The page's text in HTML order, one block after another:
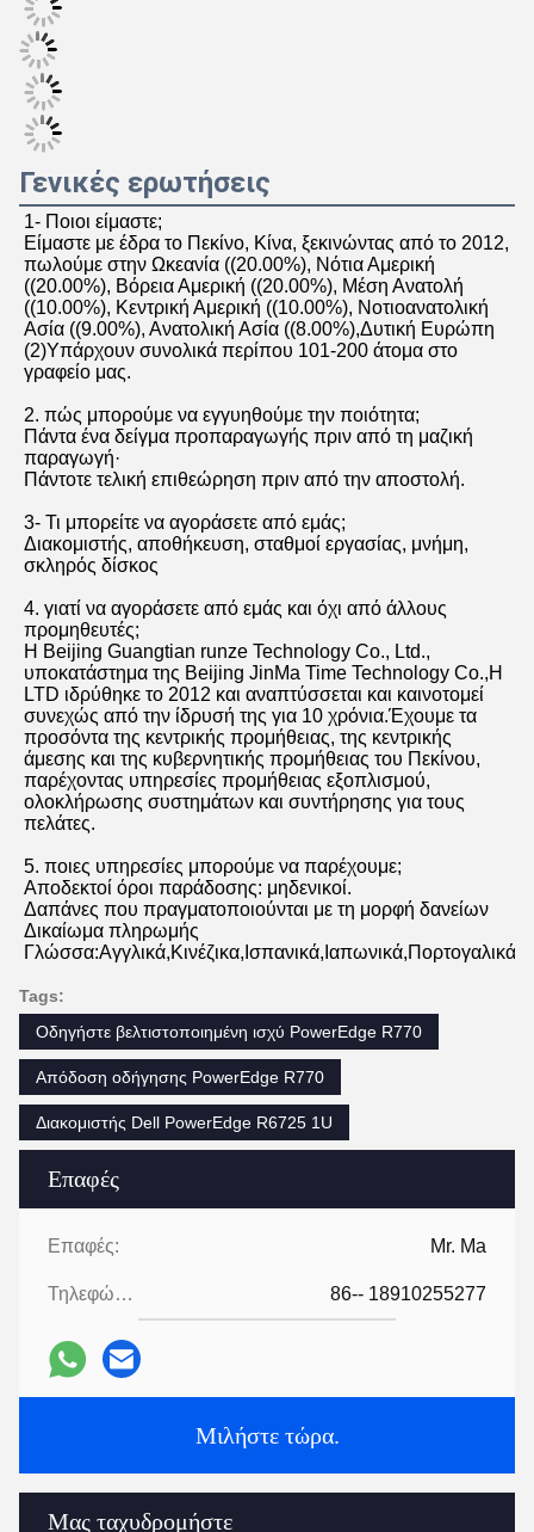
Προφίλ εταιρείας
Πεκίνο Guangtian Runze
Η Beijing Guangtian Runze Technology Co., Ltd.
ιδρύθηκε τον Μάρτιο του 2012, με εγγεγραμμένο κεφάλαιο
20 εκατομμυρίων γιουάν.Ασχολείται κυρίως με την
πώληση ολόκληρου του φάσματος προϊόντων και την
υπηρεσία μετά την πώληση, μετά από χρόνια συνεχών
προσπαθειών, η εταιρεία έχει εξελιχθεί σε, με πάνω από
100 πωλήσεις καναλιού και προσωπικό υπηρεσιών μετά
την πώληση, το κανάλι σε όλη τη Βόρεια Κίνα και τις
γύρω αγορές.Αργότερα, η εταιρεία ενεργούσε ως
αντιπρόσωπος
προσπαθειών για ανάπτυξη,έχει συσσωρεύσει πλούσια
εμπειρία διαχείρισης και ικανότητες ανάπτυξης της
αγοράς, η δημιουργία ενός τέλειου καναλιού πώλησης. Η
σειρά προϊόντων που λειτουργεί από τους πλούσιους,
υπολογιστές επιφάνειας εργασίας, φορητούς
υπολογιστές, διακομιστές, προϊόντα δικτύου,προϊόντα
αποθήκευσηςΤα τελευταία χρόνια, παρέχουμε επίσης μια
οργανισμούς, εκπαίδευση, επιχειρήσεις,
χρηματοδότηση,Ταχυδρομεία και τηλεπικοινωνίες,
ιατρικές και πολλές άλλες βιομηχανίες, σύμφωνα με την
βασική φιλοσοφία που επικεντρώνεται στον πελάτη,
δημιουργώντας προσαρμοσμένες λύσεις για τους
πελάτες.Έχουμε συσσωρεύσει πλούσια εμπειρία της
βιομηχανίας στην ανάλυση της ζήτησης, τεχνική
απόδειξη, επιλογή εξοπλισμού, εφαρμογή δικτύου,
διασφάλιση ποιότητας, λειτουργία και συντήρηση,
υποστήριξη υπηρεσιών και άλλες πτυχές και είναι καλά
δεκτή από τους πελάτες,και είναι αποφασισμένη να
υπηρεσιών πληροφορικής στην Κίνα.
Συσκευασία προϊόντος
Λογιστική και μεταφορές
Πιστοποιητικά
Γενικές ερωτήσεις
1- Ποιοι είμαστε;
Είμαστε με έδρα το Πεκίνο, Κίνα, ξεκινώντας από το 2012,
πωλούμε στην Ωκεανία ((20.00%), Νότια Αμερική
((20.00%), Βόρεια Αμερική ((20.00%), Μέση Ανατολή
((10.00%), Κεντρική Αμερική ((10.00%), Νοτιοανατολική
Ασία ((9.00%), Ανατολική Ασία ((8.00%),Δυτική Ευρώπη
γραφείο μας.
2. πώς μπορούμε να εγγυηθούμε την ποιότητα;
Πάντα ένα δείγμα προπαραγωγής πριν από τη μαζική
παραγωγή·
Πάντοτε τελική επιθεώρηση πριν από την αποστολή.
3- Τι μπορείτε να αγοράσετε από εμάς;
Διακομιστής, αποθήκευση, σταθμοί εργασίας, μνήμη,
4. γιατί να αγοράσετε από εμάς και όχι από άλλους
προμηθευτές;